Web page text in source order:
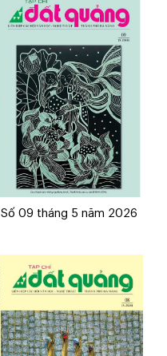
Số 09 tháng 5 năm 2026